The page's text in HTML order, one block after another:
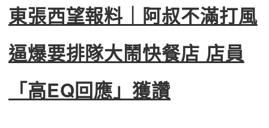
東張西望報料｜阿叔不滿打風
逼爆要排隊大鬧快餐店 店員
「高EQ回應」獲讚